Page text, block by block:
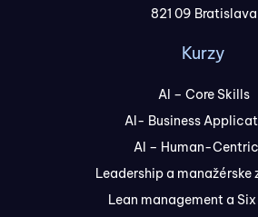
821 09 Bratislava
Kurzy
AI – Core Skills
AI- Business
AI – Human-
Leadership a manažérske
Lean management a